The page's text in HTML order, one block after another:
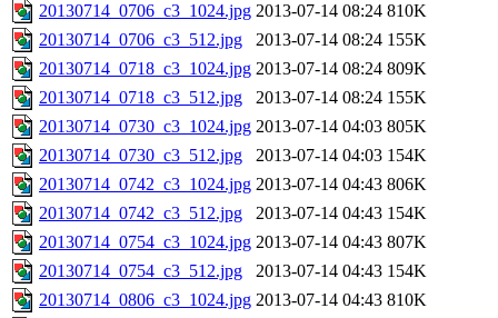
20130714_0706_c3_1024.jpg 2013-07-14 08:24 810K
20130714_0706_c3_512.jpg
2013-07-14 08:24 155K
20130714_0718_c3_1024.jpg 2013-07-14 08:24 809K
20130714_0718_c3_512.jpg
2013-07-14 08:24 155K
20130714_0730_c3_1024.jpg 2013-07-14 04:03 805K
20130714_0730_c3_512.jpg
2013-07-14 04:03 154K
20130714_0742_c3_1024.jpg 2013-07-14 04:43 806K
20130714_0742_c3_512.jpg
2013-07-14 04:43 154K
20130714_0754_c3_1024.jpg 2013-07-14 04:43 807K
20130714_0754_c3_512.jpg
2013-07-14 04:43 154K
20130714_0806_c3_1024.jpg 2013-07-14 04:43 810K